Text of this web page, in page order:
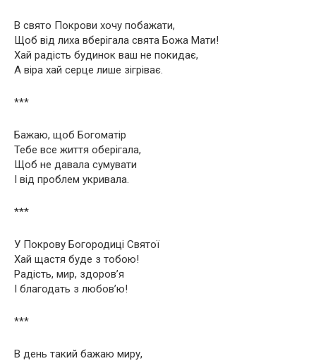
В свято Покрови хочу побажати,
Щоб від лиха вберігала свята Божа Мати!
Хай радість будинок ваш не покидає,
А віра хай серце лише зігріває.
***
Бажаю, щоб Богоматір
Тебе все життя оберігала,
Щоб не давала сумувати
І від проблем укривала.
***
У Покрову Богородиці Святої
Хай щастя буде з тобою!
Радість, мир, здоров’я
І благодать з любов’ю!
***
В день такий бажаю миру,